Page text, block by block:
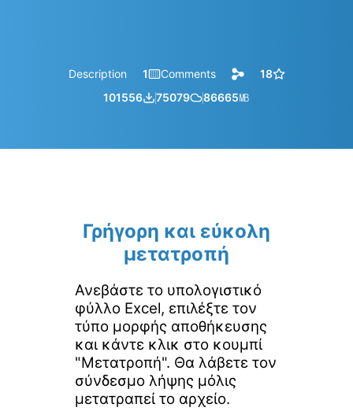
Description 1 Comments
18
101556
75079 86665㎆︎
Γρήγορη και εύκολη
μετατροπή
Ανεβάστε το υπολογιστικό
φύλλο Excel, επιλέξτε τον
τύπο μορφής αποθήκευσης
και κάντε κλικ στο κουμπί
"Μετατροπή". Θα λάβετε τον
σύνδεσμο λήψης μόλις
μετατραπεί το αρχείο.